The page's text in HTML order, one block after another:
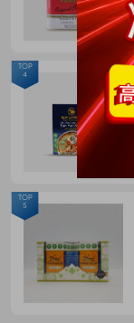
TOP
4
TOP
5